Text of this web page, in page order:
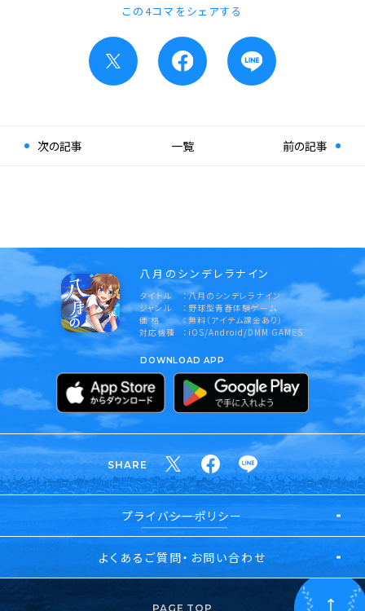
この4コマをシェアする
次の記事 前の記事
一覧
八月のシンデレラナイン
タイトル
八月のシンデレラナイン
ジャンル
野球型青春体験ゲーム
価 格
無料（アイテム課金あり）
対応機種
iOS/Android/DMM GAMES
DOWNLOAD APP
SHARE
プライバシーポリシー
よくあるご質問・お問い合わせ
PAGE TOP